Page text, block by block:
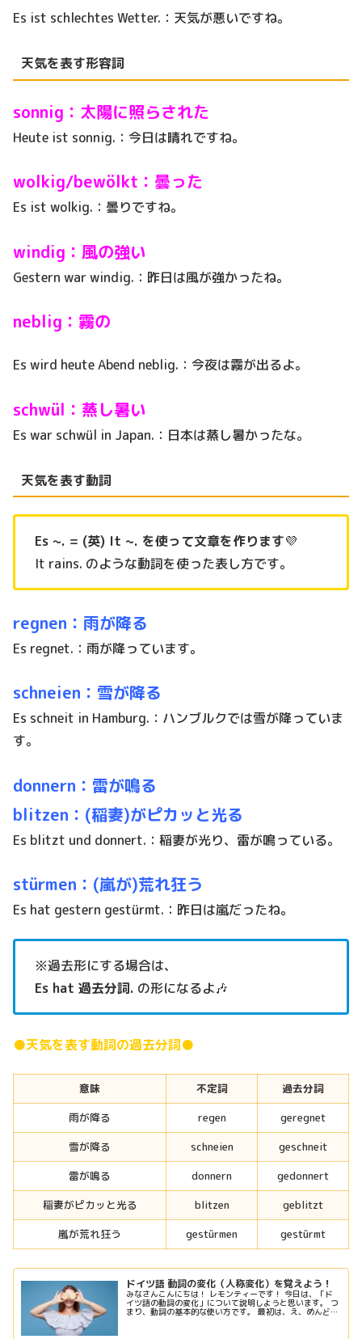
Es ist schlechtes Wetter.：天気が悪いですね。
天気を表す形容詞
sonnig：太陽に照らされた
Heute ist sonnig.：今日は晴れですね。
wolkig/bewölkt：曇った
Es ist wolkig.：曇りですね。
windig：風の強い
Gestern war windig.：昨日は風が強かったね。
neblig：霧の
Es wird heute Abend neblig.：今夜は霧が出るよ。
schwül：蒸し暑い
Es war schwül in Japan.：日本は蒸し暑かったな。
天気を表す動詞
Es ~. = (英) It ~. を使って文章を作ります💜
It rains. のような動詞を使った表し方です。
regnen：雨が降る
Es regnet.：雨が降っています。
schneien：雪が降る
Es schneit in Hamburg.：ハンブルクでは雪が降っていま
す。
donnern：雷が鳴る
blitzen：(稲妻)がピカッと光る
Es blitzt und donnert.：稲妻が光り、雷が鳴っている。
stürmen：(嵐が)荒れ狂う
Es hat gestern gestürmt.：昨日は嵐だったね。
※過去形にする場合は、
Es hat 過去分詞. の形になるよ🎶
●天気を表す動詞の過去分詞●
意味 不定詞
過去分詞
雨が降る
regen
geregnet
雪が降る
schneien
geschneit
雷が鳴る
donnern
gedonnert
稲妻がピカッと光る
blitzen
geblitzt
嵐が荒れ狂う
gestürmen gestürmt
ドイツ語 動詞の変化（人称変化）を覚えよう！
みなさんこんにちは！ レモンティーです！ 今日は、「ド
イツ語の動詞の変化」について説明しようと思います。 つ
まり、動詞の基本的な使い方です。 最初は、え、めんどく